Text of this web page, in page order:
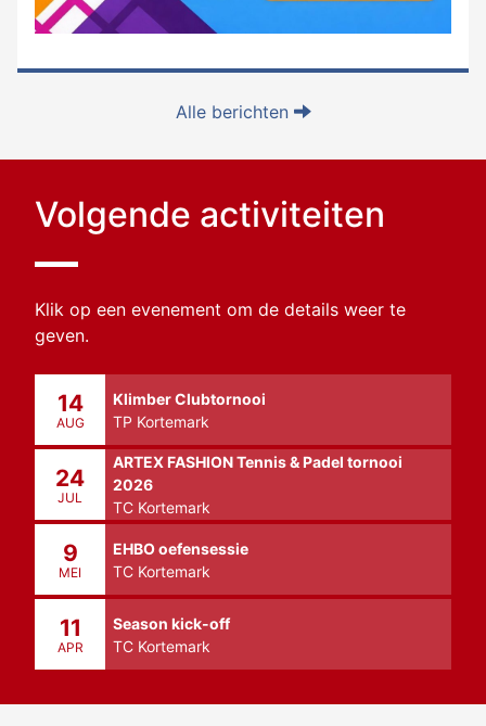
Alle berichten
Volgende activiteiten
Klik op een evenement om de details weer te
geven.
14
AUG
Klimber Clubtornooi
TP Kortemark
24
JUL
ARTEX FASHION Tennis & Padel tornooi
2026
TC Kortemark
9
MEI
EHBO oefensessie
TC Kortemark
11
APR
Season kick-off
TC Kortemark